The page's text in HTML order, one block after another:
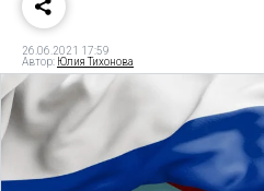
26.06.2021 17:59
Автор: Юлия Тихонова